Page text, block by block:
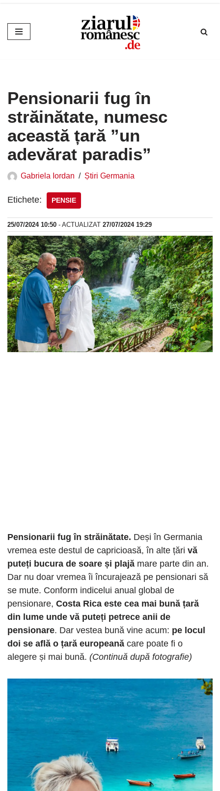
Sari
la
Pensionarii fug în
străinătate, numesc
această țară ”un
adevărat paradis”
Gabriela Iordan Știri Germania
Etichete: PENSIE
25/07/2024 10:50 - ACTUALIZAT 27/07/2024 19:29
Pensionarii fug în străinătate. Deși în Germania
vremea este destul de capricioasă, în alte țări vă
puteți bucura de soare și plajă mare parte din an.
Dar nu doar vremea îi încurajează pe pensionari să
se mute. Conform indicelui anual global de
pensionare, Costa Rica este cea mai bună țară
din lume unde vă puteți petrece anii de
pensionare. Dar vestea bună vine acum: pe locul
doi se află o țară europeană care poate fi o
alegere și mai bună. (Continuă după fotografie)